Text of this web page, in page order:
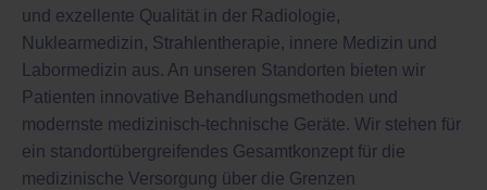
und exzellente Qualität in der Radiologie,
Nuklearmedizin, Strahlentherapie, innere Medizin und
Labormedizin aus. An unseren Standorten bieten wir
Patienten innovative Behandlungsmethoden und
modernste medizinisch-technische Geräte. Wir stehen für
ein standortübergreifendes Gesamtkonzept für die
medizinische Versorgung über die Grenzen